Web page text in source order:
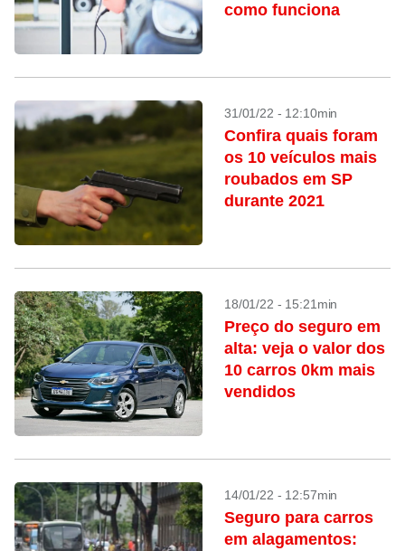
como funciona
31/01/22 - 12:10min
Confira quais foram
os 10 veículos mais
roubados em SP
durante 2021
18/01/22 - 15:21min
Preço do seguro em
alta: veja o valor dos
10 carros 0km mais
vendidos
14/01/22 - 12:57min
Seguro para carros
em alagamentos: